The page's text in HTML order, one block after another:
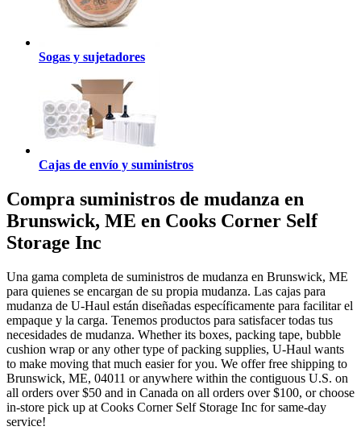
Sogas y sujetadores
Cajas de envío y suministros
Compra suministros de mudanza en
Brunswick, ME en Cooks Corner Self
Storage Inc
Una gama completa de suministros de mudanza en Brunswick, ME
para quienes se encargan de su propia mudanza. Las cajas para
mudanza de U-Haul están diseñadas específicamente para facilitar el
empaque y la carga. Tenemos productos para satisfacer todas tus
necesidades de mudanza. Whether its boxes, packing tape, bubble
cushion wrap or any other type of packing supplies, U-Haul wants
to make moving that much easier for you. We offer free shipping to
Brunswick, ME, 04011 or anywhere within the contiguous U.S. on
all orders over $50 and in Canada on all orders over $100, or choose
in-store pick up at Cooks Corner Self Storage Inc for same-day
service!